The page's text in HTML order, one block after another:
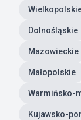
Dolnośląskie
Mazowieckie
Małopolskie
Warmińsko-
Kujawsko-